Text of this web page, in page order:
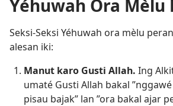
Yéhuwah Ora Mèlu
Seksi-Seksi Yéhuwah ora mèlu
alesan iki:
Manut karo Gusti Allah. Ing
umaté Gusti Allah bakal
pisau bajak” lan ”ora bakal ajar